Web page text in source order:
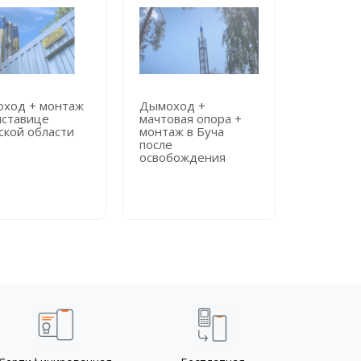
+ монтаж
области
Дымоход +
мачтовая опора +
монтаж в Буча
после
освобождения